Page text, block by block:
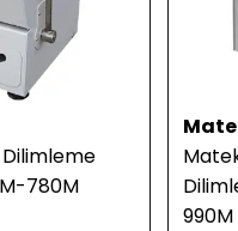
780M
990M